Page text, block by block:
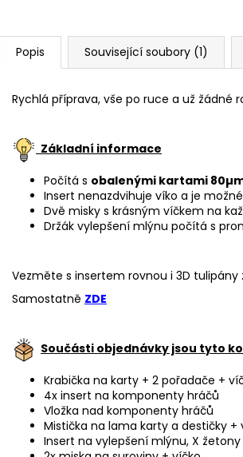
Popis Související soubory (1)
Rychlá příprava, vše po ruce a už žádné
Základní informace
Počítá s obalenými kartami 80
Insert nenazdvihuje víko a je
Dvě misky s krásným víčkem na
Držák vylepšení mlýnu počítá s
Vezměte s insertem rovnou i 3D tulipány
Samostatně ZDE
Součásti objednávky jsou tyto
Krabička na karty + 2 pořadače +
4x insert na komponenty hráčů
Vložka nad komponenty hráčů
Mistička na lama karty a destičky +
Insert na vylepšení mlýnu, X